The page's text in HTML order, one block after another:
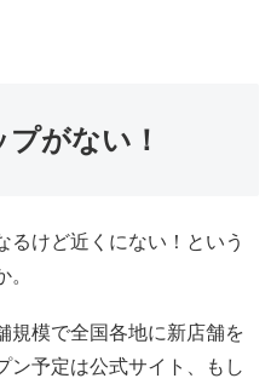
がない！
るけど近くにない！という
規模で全国各地に新店舗を
ン予定は公式サイト、もし